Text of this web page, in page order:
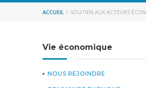
ACCUEIL > SOUTIEN AUX ACTEURS
Vie économique
NOUS REJOINDRE